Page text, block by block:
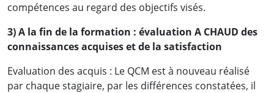
compétences au regard des objectifs visés.
3) A la fin de la formation : évaluation A CHAUD des
connaissances acquises et de la satisfaction
Evaluation des acquis : Le QCM est à nouveau réalisé
par chaque stagiaire, par les différences constatées, il